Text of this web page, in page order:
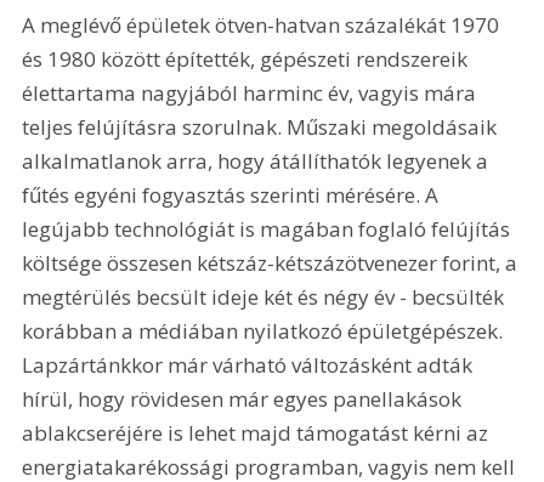
A meglévő épületek ötven-hatvan százalékát 1970
és 1980 között építették, gépészeti rendszereik
élettartama nagyjából harminc év, vagyis mára
teljes felújításra szorulnak. Műszaki megoldásaik
alkalmatlanok arra, hogy átállíthatók legyenek a
fűtés egyéni fogyasztás szerinti mérésére. A
legújabb technológiát is magában foglaló felújítás
költsége összesen kétszáz-kétszázötvenezer forint, a
megtérülés becsült ideje két és négy év - becsülték
korábban a médiában nyilatkozó épületgépészek.
Lapzártánkkor már várható változásként adták
hírül, hogy rövidesen már egyes panellakások
ablakcseréjére is lehet majd támogatást kérni az
energiatakarékossági programban, vagyis nem kell